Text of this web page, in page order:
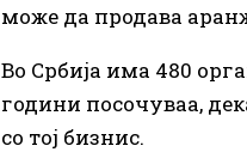
може да продава
Во Србија има 480
години посочуваа,
со тој бизнис.